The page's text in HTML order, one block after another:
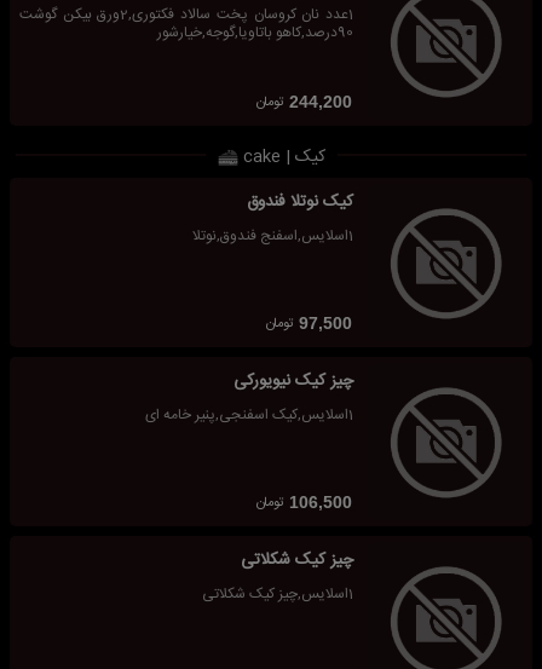
1عدد نان کروسان پخت سالاد فکتوری,2ورق بیکن گوشت
90درصد,کاهو باتاویا,گوجه,خیارشور
244,200 تومان
کیک | cake
کیک نوتلا فندوق
1اسلایس,اسفنج فندوق,نوتلا
97,500 تومان
چیز کیک نیویورکی
1اسلایس,کیک اسفنجی,پنیر خامه ای
106,500 تومان
چیز کیک شکلاتی
1اسلایس,چیز کیک شکلاتی